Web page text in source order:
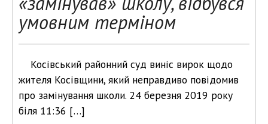
умовним терміном
Косівський районний суд виніс вирок щодо
жителя Косівщини, який неправдиво повідомив
про замінування школи. 24 березня 2019 року
біля 11:36 […]